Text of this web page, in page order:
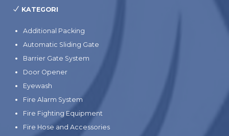
KATEGORI
Additional Packing
Automatic Sliding Gate
Barrier Gate System
Door Opener
Eyewash
Fire Alarm System
Fire Fighting Equipment
Fire Hose and Accessories